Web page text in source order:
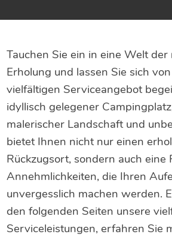
Tauchen Sie ein in eine Welt
Erholung und lassen Sie sich
vielfältigen Serviceangebot
idyllisch gelegener
malerischer Landschaft und
bietet Ihnen nicht nur einen
Rückzugsort, sondern auch eine
Annehmlichkeiten, die Ihren
unvergesslich machen werden.
den folgenden Seiten unsere
Serviceleistungen, erfahren Sie